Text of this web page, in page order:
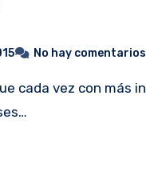
No hay comentarios